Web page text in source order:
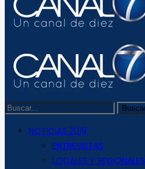
NOTICIAS 2019
ENTREVISTAS
LOCALES Y REGIONALES